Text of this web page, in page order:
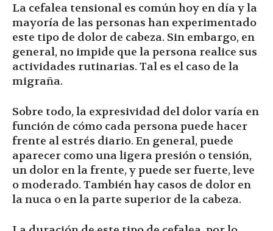
La cefalea tensional es común hoy en día y la
mayoría de las personas han experimentado
este tipo de dolor de cabeza. Sin embargo, en
general, no impide que la persona realice sus
actividades rutinarias. Tal es el caso de la
migraña.
Sobre todo, la expresividad del dolor varía en
función de cómo cada persona puede hacer
frente al estrés diario. En general, puede
aparecer como una ligera presión o tensión,
un dolor en la frente, y puede ser fuerte, leve
o moderado. También hay casos de dolor en
la nuca o en la parte superior de la cabeza.